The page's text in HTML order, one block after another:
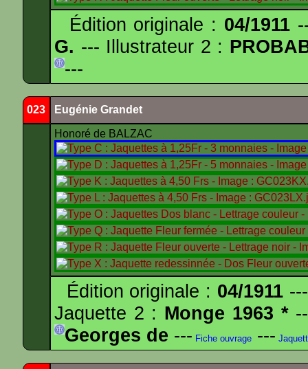
Édition originale : 04/1911
G. --- Illustrateur 2 :
---
023 Eugénie Grandet
Honoré de BALZAC
Édition originale : 04/1911
Jaquette 2 : Monge 1963 *
Georges de --- Fiche ouvrage ---